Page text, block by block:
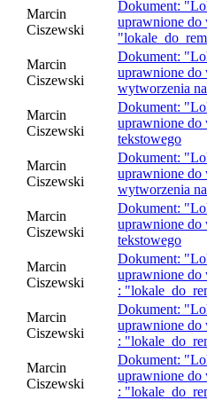
Marcin
Ciszewski
Dokument:
uprawnione do
Marcin
Ciszewski
Dokument:
uprawnione do
wytworzenia
Marcin
Ciszewski
Dokument:
uprawnione do
tekstowego
Marcin
Ciszewski
Dokument:
uprawnione do
wytworzenia
Marcin
Ciszewski
Dokument:
uprawnione do
tekstowego
Marcin
Ciszewski
Dokument:
uprawnione do
:
Marcin
Ciszewski
Dokument:
uprawnione do
:
Marcin
Ciszewski
Dokument:
uprawnione do
: